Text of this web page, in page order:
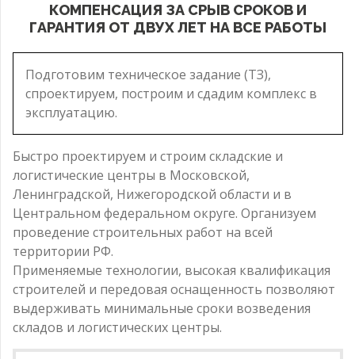
КОМПЕНСАЦИЯ ЗА СРЫВ СРОКОВ И
ГАРАНТИЯ ОТ ДВУХ ЛЕТ НА ВСЕ РАБОТЫ
Подготовим техническое задание (ТЗ),
спроектируем, построим и сдадим комплекс в
эксплуатацию.
Быстро проектируем и строим складские и
логистические центры в Московской,
Ленинградской, Нижегородской области и в
Центральном федеральном округе. Организуем
проведение строительных работ на всей
территории РФ.
Применяемые технологии, высокая квалификация
строителей и передовая оснащенность позволяют
выдерживать минимальные сроки возведения
складов и логистических центры.